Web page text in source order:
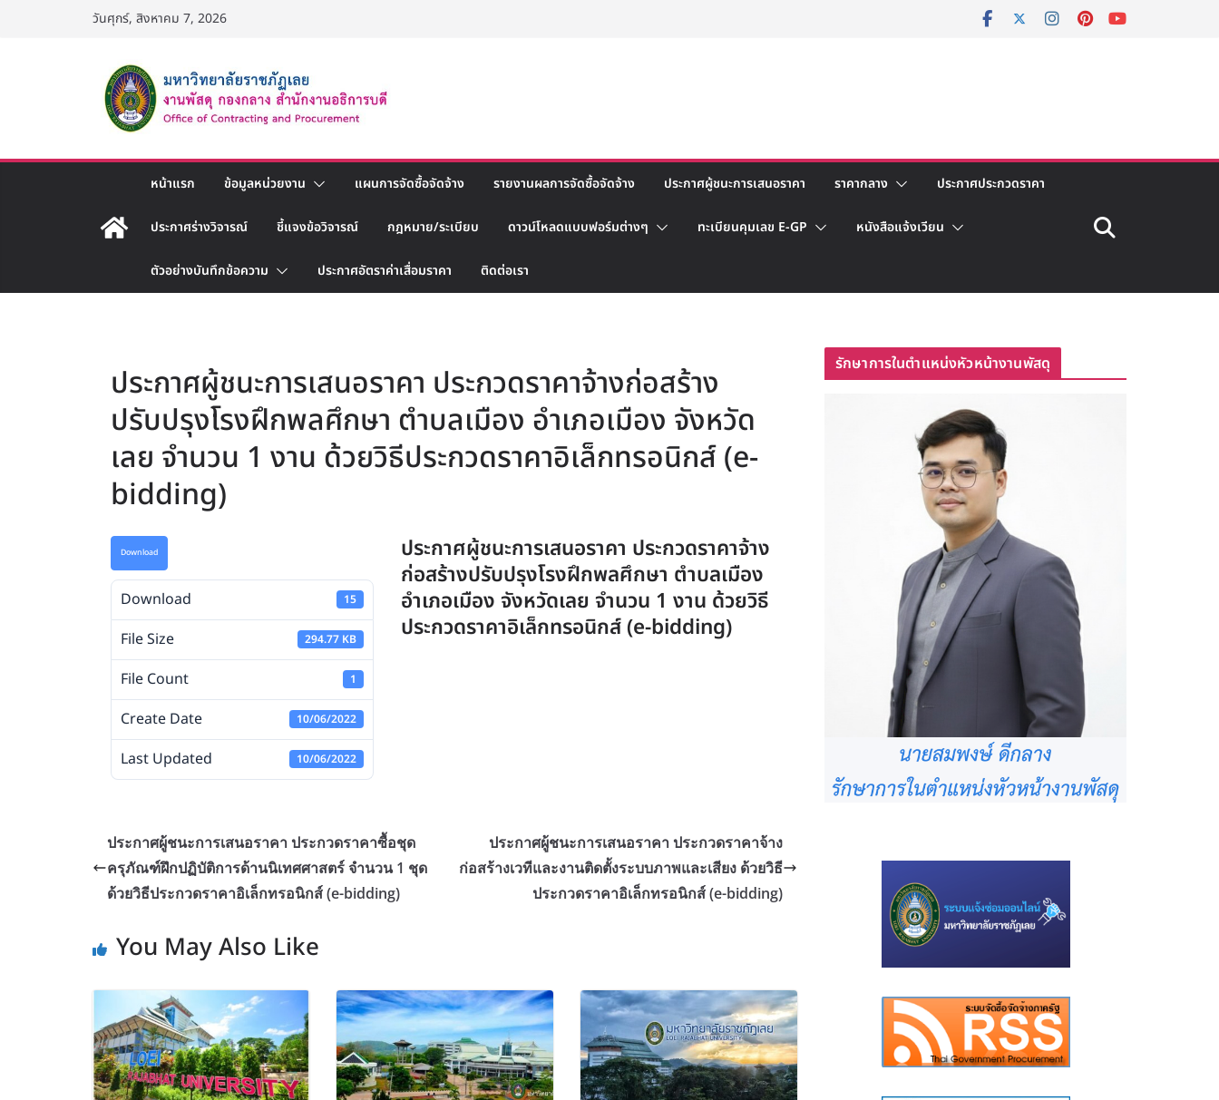
วันศุกร์, สิงหาคม 7, 2026
หน้าแรก ข้อมูลหน่วยงาน แผนการจัดซื้อจัดจ้าง รายงานผลการจัดซื้อจัดจ้าง ประกาศผู้ชนะการเสนอราคา ราคากลาง ประกาศประกวดราคา
ประกาศร่างวิจารณ์ ชี้แจงข้อวิจารณ์ กฎหมาย/ระเบียบ ดาวน์โหลดแบบฟอร์มต่างๆ ทะเบียนคุมเลข E-GP หนังสือแจ้งเวียน
ตัวอย่างบันทึกข้อความ ประกาศอัตราค่าเสื่อมราคา ติดต่อเรา
ประกาศผู้ชนะการเสนอราคา ประกวดราคาจ้างก่อสร้าง
ปรับปรุงโรงฝึกพลศึกษา ตำบลเมือง อำเภอเมือง จังหวัด
เลย จำนวน 1 งาน ด้วยวิธีประกวดราคาอิเล็กทรอนิกส์ (e-
bidding)
Download
Download 15
File Size 294.77 KB
File Count 1
Create Date 10/06/2022
Last Updated 10/06/2022
ประกาศผู้ชนะการเสนอราคา ประกวดราคาจ้าง
ก่อสร้างปรับปรุงโรงฝึกพลศึกษา ตำบลเมือง
อำเภอเมือง จังหวัดเลย จำนวน 1 งาน ด้วยวิธี
ประกวดราคาอิเล็กทรอนิกส์ (e-bidding)
ประกาศผู้ชนะการเสนอราคา ประกวดราคาซื้อชุด
ครุภัณฑ์ฝึกปฏิบัติการด้านนิเทศศาสตร์ จำนวน 1 ชุด
ด้วยวิธีประกวดราคาอิเล็กทรอนิกส์ (e-bidding)
ประกาศผู้ชนะการเสนอราคา ประกวดราคาจ้าง
ก่อสร้างเวทีและงานติดตั้งระบบภาพและเสียง ด้วยวิธี
ประกวดราคาอิเล็กทรอนิกส์ (e-bidding)
You May Also Like
รักษาการในตำแหน่งหัวหน้างานพัสดุ